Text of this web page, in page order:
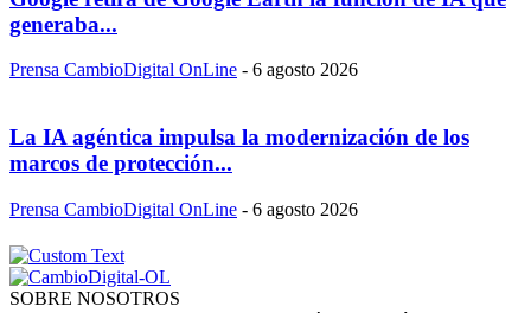
generaba...
Prensa CambioDigital OnLine - 6 agosto 2026
La IA agéntica impulsa la modernización de los
marcos de protección...
Prensa CambioDigital OnLine - 6 agosto 2026
SOBRE NOSOTROS